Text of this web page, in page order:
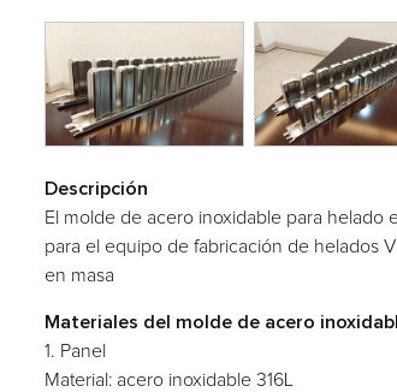
Descripción
El molde de acero inoxidable para helado
para el equipo de fabricación de helados
en masa
Materiales del molde de acero
1. Panel
Material: acero inoxidable 316L